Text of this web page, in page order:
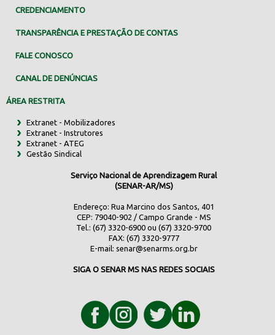
CREDENCIAMENTO
TRANSPARÊNCIA E PRESTAÇÃO DE CONTAS
FALE CONOSCO
CANAL DE DENÚNCIAS
ÁREA RESTRITA
Extranet - Mobilizadores
Extranet - Instrutores
Extranet - ATEG
Gestão Sindical
Serviço Nacional de Aprendizagem Rural
(SENAR-AR/MS)
Endereço: Rua Marcino dos Santos, 401
CEP: 79040-902 / Campo Grande - MS
Tel.: (67) 3320-6900 ou (67) 3320-9700
FAX: (67) 3320-9777
E-mail: senar@senarms.org.br
SIGA O SENAR MS NAS REDES SOCIAIS